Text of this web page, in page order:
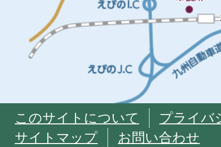
このサイトについて
プライバ
サイトマップ
お問い合わせ